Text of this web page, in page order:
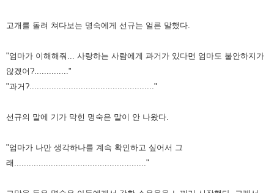
고개를 돌려 쳐다보는 명숙에게 선규는 얼른 말했다.
"엄마가 이해해줘... 사랑하는 사람에게 과거가 있다면 엄마도 불안하지가
않겠어?.............."
"과거?..................................................."
선규의 말에 기가 막힌 명숙은 말이 안 나왔다.
"엄마가 나만 생각하나를 계속 확인하고 싶어서 그
래......................................................"